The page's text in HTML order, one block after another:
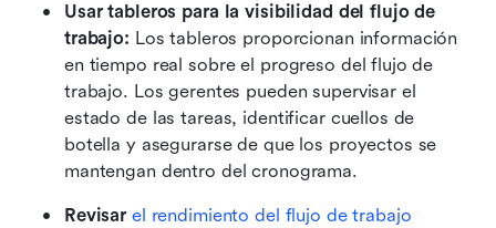
Usar tableros para la visibilidad del flujo de
trabajo: Los tableros proporcionan información
en tiempo real sobre el progreso del flujo de
trabajo. Los gerentes pueden supervisar el
estado de las tareas, identificar cuellos de
botella y asegurarse de que los proyectos se
mantengan dentro del cronograma.
Revisar el rendimiento del flujo de trabajo